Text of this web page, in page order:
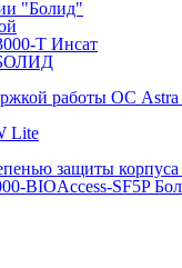
"Болид"
Т Инсат
работы ОС
Lite
защиты корпуса
BIOAccess-SF5P